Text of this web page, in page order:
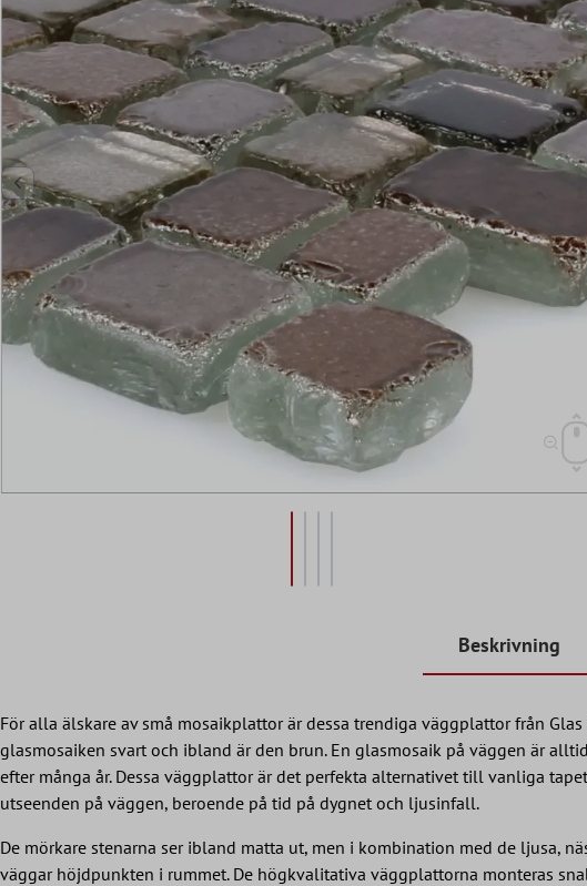
Beskrivning
För alla älskare av små mosaikplattor är dessa trendiga väggplattor från
glasmosaiken svart och ibland är den brun. En glasmosaik på väggen är
efter många år. Dessa väggplattor är det perfekta alternativet till vanliga
utseenden på väggen, beroende på tid på dygnet och ljusinfall.
De mörkare stenarna ser ibland matta ut, men i kombination med de ljusa,
väggar höjdpunkten i rummet. De högkvalitativa väggplattorna monteras